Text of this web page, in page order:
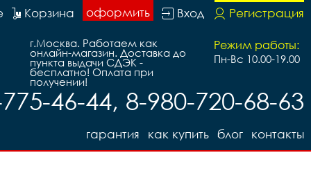
Регистрация
Вход
оформить
Корзина
Режим работы:
Пн-Вс 10.00-19.00
г.Москва. Работаем как
онлайн-магазин. Доставка до
пункта выдачи СДЭК -
бесплатно! Оплата при
получении!
46-44, 8-980-720-68-63
контакты
блог
как купить
гарантия